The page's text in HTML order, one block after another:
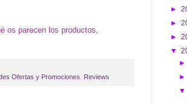
os parecen los productos,
Ofertas y Promociones Reviews
►
►
►
▼